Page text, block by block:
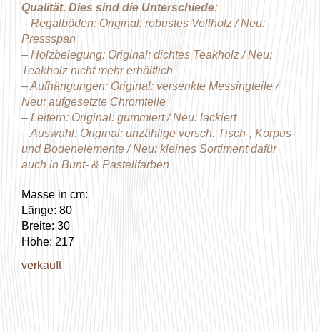
Qualität. Dies sind die Unterschiede:
– Regalböden: Original: robustes Vollholz / Neu:
Pressspan
– Holzbelegung: Original: dichtes Teakholz / Neu:
Teakholz nicht mehr erhältlich
– Aufhängungen: Original: versenkte Messingteile /
Neu: aufgesetzte Chromteile
– Leitern: Original: gummiert / Neu: lackiert
– Auswahl: Original: unzählige versch. Tisch-, Korpus-
und Bodenelemente / Neu: kleines Sortiment dafür
auch in Bunt- & Pastellfarben
Masse in cm:
Länge: 80
Breite: 30
Höhe: 217
verkauft